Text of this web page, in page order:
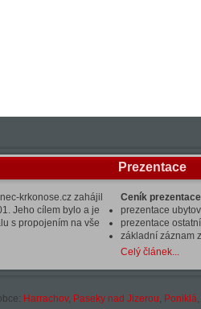
krkonose.cz zahájil
Jeho cílem bylo a je
s propojením na vše
Prezentace
Ceník
prezentace
prezentace
základní záznam
Celý článek...
Harrachov, Paseky nad Jizerou, Poniklá,